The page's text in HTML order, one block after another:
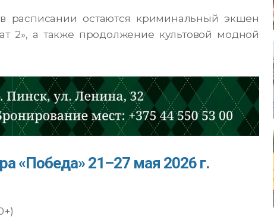
расписании остаются криминальный экшен
2», а также продолжение культовой модной
«Победа» 21–27 мая 2026 г.